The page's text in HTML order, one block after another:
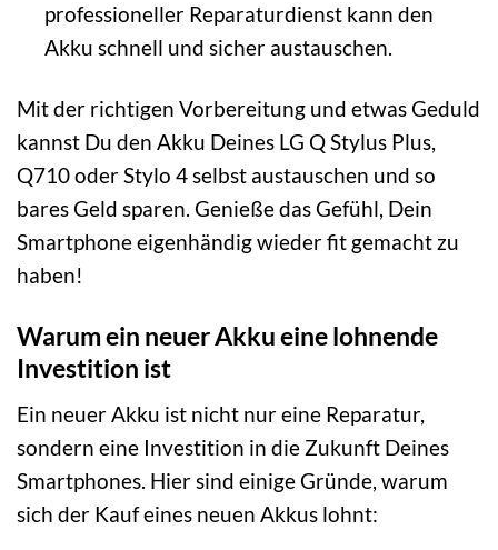
professioneller Reparaturdienst kann den
Akku schnell und sicher austauschen.
Mit der richtigen Vorbereitung und etwas Geduld
kannst Du den Akku Deines LG Q Stylus Plus,
Q710 oder Stylo 4 selbst austauschen und so
bares Geld sparen. Genieße das Gefühl, Dein
Smartphone eigenhändig wieder fit gemacht zu
haben!
Warum ein neuer Akku eine lohnende
Investition ist
Ein neuer Akku ist nicht nur eine Reparatur,
sondern eine Investition in die Zukunft Deines
Smartphones. Hier sind einige Gründe, warum
sich der Kauf eines neuen Akkus lohnt: